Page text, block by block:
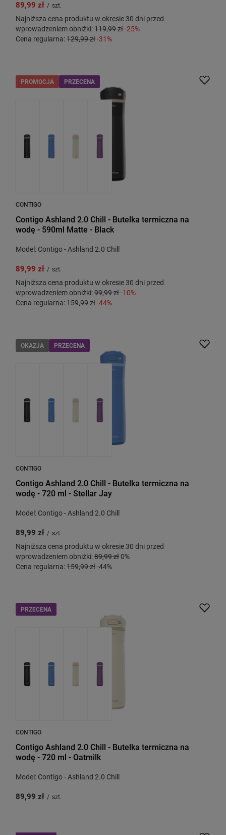
89,99 zł / szt.
Najniższa cena produktu w okresie 30 dni przed
wprowadzeniem obniżki:119,99 zł-25%
Cena regularna:129,99 zł-31%
PROMOCJA PRZECENA
CONTIGO
Contigo Ashland 2.0 Chill - Butelka termiczna na
wodę - 590ml Matte - Black
Model: Contigo - Ashland 2.0 Chill
89,99 zł / szt.
Najniższa cena produktu w okresie 30 dni przed
wprowadzeniem obniżki:99,99 zł-10%
Cena regularna:159,99 zł-44%
OKAZJA PRZECENA
CONTIGO
Contigo Ashland 2.0 Chill - Butelka termiczna na
wodę - 720 ml - Stellar Jay
Model: Contigo - Ashland 2.0 Chill
89,99 zł / szt.
Najniższa cena produktu w okresie 30 dni przed
wprowadzeniem obniżki:89,99 zł 0%
Cena regularna:159,99 zł-44%
PRZECENA
CONTIGO
Contigo Ashland 2.0 Chill - Butelka termiczna na
wodę - 720 ml - Oatmilk
Model: Contigo - Ashland 2.0 Chill
89,99 zł / szt.